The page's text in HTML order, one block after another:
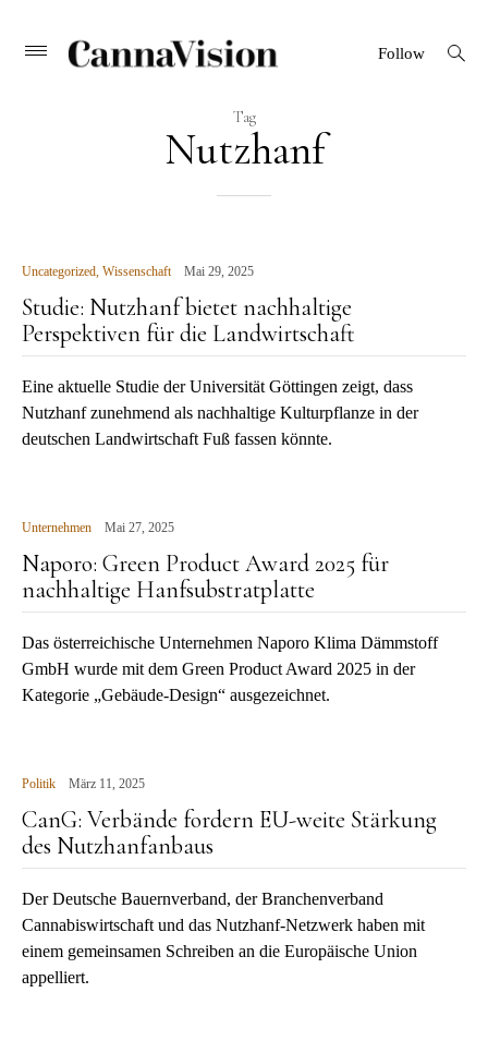
Skip Primary
Menu
CANNAVISION
Follow
open
search
Tag
Nutzhanf
Uncategorized, Wissenschaft Mai 29, 2025
Studie: Nutzhanf bietet nachhaltige
Perspektiven für die Landwirtschaft
Eine aktuelle Studie der Universität Göttingen zeigt, dass
Nutzhanf zunehmend als nachhaltige Kulturpflanze in der
deutschen Landwirtschaft Fuß fassen könnte.
Unternehmen Mai 27, 2025
Naporo: Green Product Award 2025 für
nachhaltige Hanfsubstratplatte
Das österreichische Unternehmen Naporo Klima Dämmstoff
GmbH wurde mit dem Green Product Award 2025 in der
Kategorie „Gebäude-Design“ ausgezeichnet.
Politik März 11, 2025
CanG: Verbände fordern EU-weite Stärkung
des Nutzhanfanbaus
Der Deutsche Bauernverband, der Branchenverband
Cannabiswirtschaft und das Nutzhanf-Netzwerk haben mit
einem gemeinsamen Schreiben an die Europäische Union
appelliert.